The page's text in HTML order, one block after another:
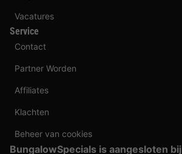
Vacatures
Service
Contact
Partner Worden
Affiliates
Klachten
Beheer van cookies
BungalowSpecials is aangesloten bij